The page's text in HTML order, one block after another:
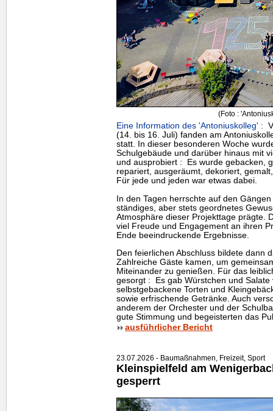
(Foto :
Eine Information des 'Antoniuskolleg' :
(14. bis 16. Juli) fanden am
statt. In dieser besonderen Woche
Schulgebäude und darüber hinaus mit
und ausprobiert : Es wurde gebacken,
repariert, ausgeräumt, dekoriert,
Für jede und jeden war etwas dabei.
In den Tagen herrschte auf den
ständiges, aber stets geordnetes
Atmosphäre dieser Projekttage prägte.
viel Freude und Engagement an ihren
Ende beeindruckende Ergebnisse.
Den feierlichen Abschluss bildete dann
Zahlreiche Gäste kamen, um
Miteinander zu genießen. Für das
gesorgt : Es gab Würstchen und
selbstgebackene Torten und
sowie erfrischende Getränke. Auch
anderem der Orchester und der
gute Stimmung und begeisterten das
ausführlicher Bericht
23.07.2026 - Baumaßnahmen, Freizeit, Sport
Kleinspielfeld am
gesperrt